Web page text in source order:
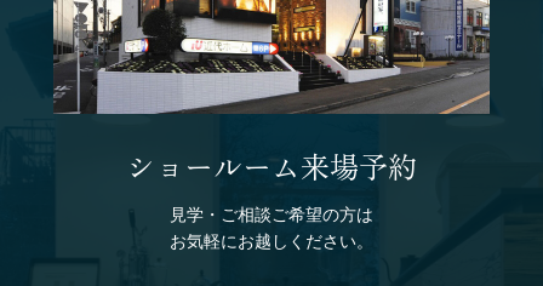
ショールーム来場予約
見学・ご相談ご希望の方は
お気軽にお越しください。